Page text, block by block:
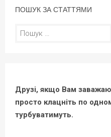
ПОШУК ЗА СТАТТЯМИ
Пошук:
Друзі, якщо Вам
просто клацніть по
турбуватимуть.